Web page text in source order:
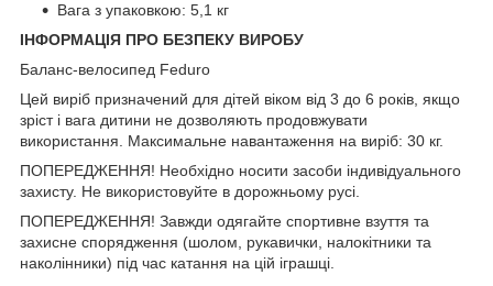
Вага з упаковкою: 5,1 кг
ІНФОРМАЦІЯ ПРО БЕЗПЕКУ ВИРОБУ
Баланс-велосипед Feduro
Цей виріб призначений для дітей віком від 3 до 6 років, якщо
зріст і вага дитини не дозволяють продовжувати
використання. Максимальне навантаження на виріб: 30 кг.
ПОПЕРЕДЖЕННЯ! Необхідно носити засоби індивідуального
захисту. Не використовуйте в дорожньому русі.
ПОПЕРЕДЖЕННЯ! Завжди одягайте спортивне взуття та
захисне спорядження (шолом, рукавички, налокітники та
наколінники) під час катання на цій іграшці.